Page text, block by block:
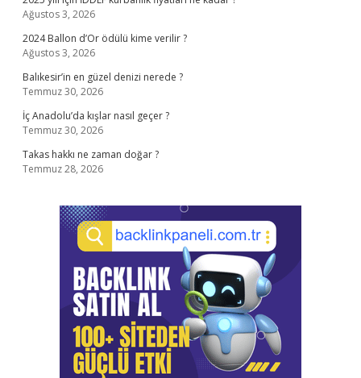
Ağustos 3, 2026
2024 Ballon d’Or ödülü kime verilir ?
Ağustos 3, 2026
Balıkesir’in en güzel denizi nerede ?
Temmuz 30, 2026
İç Anadolu’da kışlar nasıl geçer ?
Temmuz 30, 2026
Takas hakkı ne zaman doğar ?
Temmuz 28, 2026